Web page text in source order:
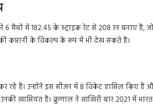
6 मैचों में 182.45 के स्ट्राइक रेट से 208 रन बनाए हैं,
की कप्तानी के विकल्प के रूप में भी देख सकते हैं।
रहे हैं। उन्होंने इस सीजन में 8 विकेट हासिल किए हैं
खासियत है। क्रुणाल ने आखिरी बार 2021 में